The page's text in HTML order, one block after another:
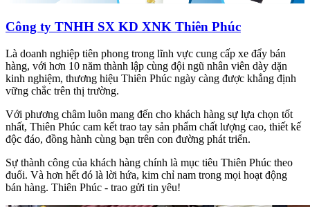
Công ty TNHH SX KD XNK Thiên Phúc
Là doanh nghiệp tiên phong trong lĩnh vực cung cấp xe đẩy bán
hàng, với hơn 10 năm thành lập cùng đội ngũ nhân viên dày dặn
kinh nghiệm, thương hiệu Thiên Phúc ngày càng được khẳng định
vững chắc trên thị trường.
Với phương châm luôn mang đến cho khách hàng sự lựa chọn tốt
nhất, Thiên Phúc cam kết trao tay sản phẩm chất lượng cao, thiết kế
độc đáo, đồng hành cùng bạn trên con đường phát triển.
Sự thành công của khách hàng chính là mục tiêu Thiên Phúc theo
đuổi. Và hơn hết đó là lời hứa, kim chỉ nam trong mọi hoạt động
bán hàng. Thiên Phúc - trao gửi tin yêu!